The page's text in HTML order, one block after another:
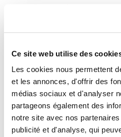
Ce site web utilise des
Les cookies nous permettent
et les annonces, d'offrir des
médias sociaux et d'analyser
partageons également des
notre site avec nos
publicité et d'analyse, qui
019.pdf139.7 KB